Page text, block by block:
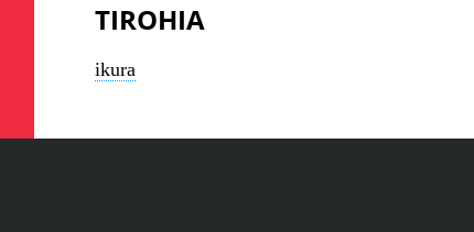
TIROHIA
ikura